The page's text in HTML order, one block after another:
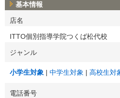
基本情報
店名
ITTO個別指導学院つくば松代校
ジャンル
小学生対象 中学生対象 高校生対
電話番号